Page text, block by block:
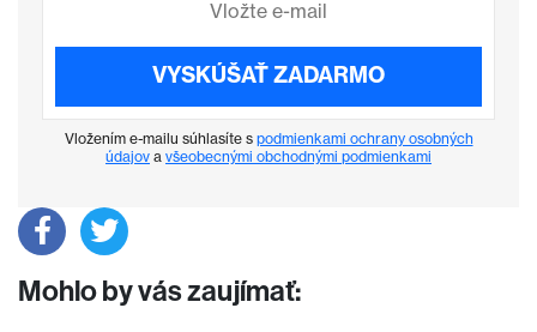
VYSKÚŠAŤ ZADARMO
Vložením e-mailu súhlasíte s podmienkami ochrany osobných
údajov a všeobecnými obchodnými podmienkami
Mohlo by vás zaujímať: